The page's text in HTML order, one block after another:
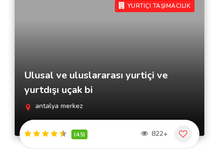
YURTIÇI TAŞIMACILIK
Ulusal ve uluslararası yurtiçi ve
yurtdışı uçak bi
antalya merkez
(4.5) 822+